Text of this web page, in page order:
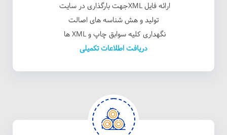
ارائه فایل XMLجهت بارگذاری در سایت
تولید و هش شناسه های اصالت
نگهداری کلیه سوابق چاپ و XML ها
دریافت اطلاعات تکمیلی